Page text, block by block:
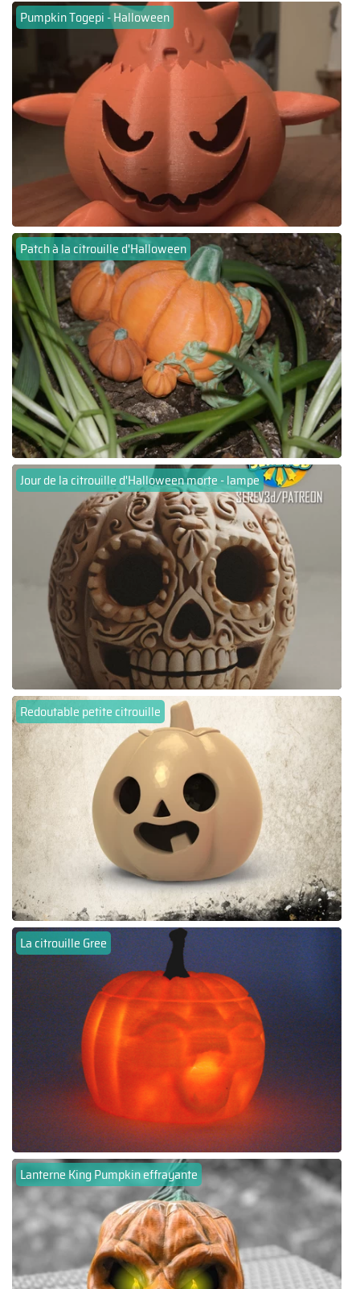
Pumpkin Togepi - Halloween
Patch à la citrouille d'Halloween
Jour de la citrouille d'Halloween morte - lampe
Redoutable petite citrouille
La citrouille Gree
Lanterne King Pumpkin effrayante